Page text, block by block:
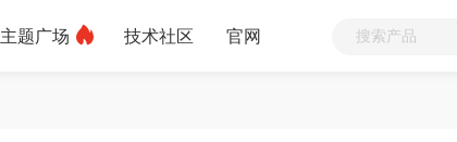
主题广场 技术社区 官网